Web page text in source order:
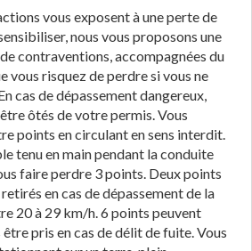
vous exposent à une perte de
nous vous proposons une
contraventions, accompagnées du
vous risquez de perdre si vous ne
cas de dépassement dangereux,
ôtés de votre permis. Vous
points en circulant en sens interdit.
tenu en main pendant la conduite
faire perdre 3 points. Deux points
en cas de dépassement de la
20 à 29 km/h. 6 points peuvent
pris en cas de délit de fuite. Vous